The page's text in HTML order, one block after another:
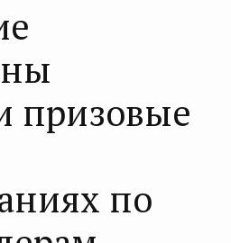
призовые
по